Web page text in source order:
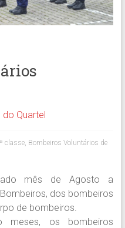
Quartel
classe, Bombeiros Voluntários de
mês de Agosto a
dos bombeiros
de bombeiros.
os bombeiros